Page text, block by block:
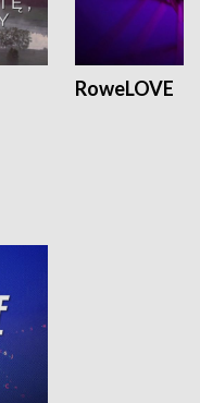
RoweLOVE